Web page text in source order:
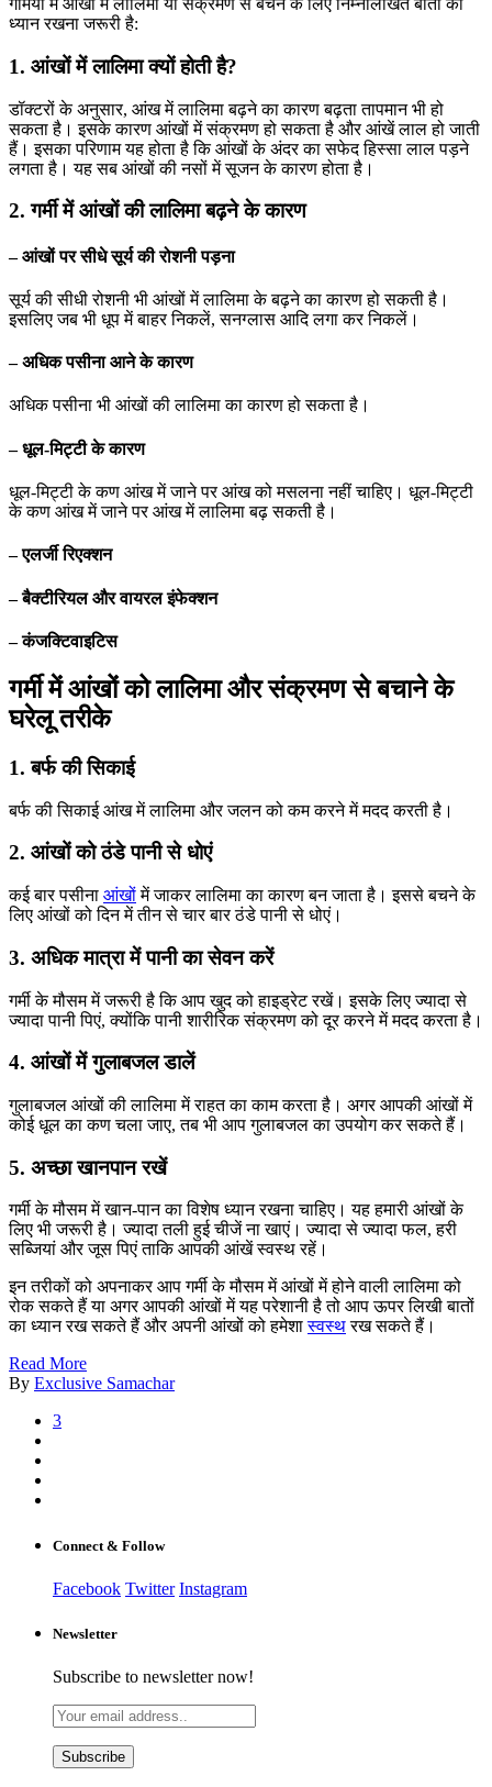
गर्मियों में आंखों में लालिमा या संक्रमण से बचने के लिए निम्नलिखित बातों का
ध्यान रखना जरूरी है:
1. आंखों में लालिमा क्यों होती है?
डॉक्टरों के अनुसार, आंख में लालिमा बढ़ने का कारण बढ़ता तापमान भी हो
सकता है। इसके कारण आंखों में संक्रमण हो सकता है और आंखें लाल हो जाती
हैं। इसका परिणाम यह होता है कि आंखों के अंदर का सफेद हिस्सा लाल पड़ने
लगता है। यह सब आंखों की नसों में सूजन के कारण होता है।
2. गर्मी में आंखों की लालिमा बढ़ने के कारण
– आंखों पर सीधे सूर्य की रोशनी पड़ना
सूर्य की सीधी रोशनी भी आंखों में लालिमा के बढ़ने का कारण हो सकती है।
इसलिए जब भी धूप में बाहर निकलें, सनग्लास आदि लगा कर निकलें।
– अधिक पसीना आने के कारण
अधिक पसीना भी आंखों की लालिमा का कारण हो सकता है।
– धूल-मिट्टी के कारण
धूल-मिट्टी के कण आंख में जाने पर आंख को मसलना नहीं चाहिए। धूल-मिट्टी
के कण आंख में जाने पर आंख में लालिमा बढ़ सकती है।
– एलर्जी रिएक्शन
– बैक्टीरियल और वायरल इंफेक्शन
– कंजक्टिवाइटिस
गर्मी में आंखों को लालिमा और संक्रमण से बचाने के
घरेलू तरीके
1. बर्फ की सिकाई
बर्फ की सिकाई आंख में लालिमा और जलन को कम करने में मदद करती है।
2. आंखों को ठंडे पानी से धोएं
कई बार पसीना आंखोंमें जाकर लालिमा का कारण बन जाता है। इससे बचने के
लिए आंखों को दिन में तीन से चार बार ठंडे पानी से धोएं।
3. अधिक मात्रा में पानी का सेवन करें
गर्मी के मौसम में जरूरी है कि आप खुद को हाइड्रेट रखें। इसके लिए ज्यादा से
ज्यादा पानी पिएं, क्योंकि पानी शारीरिक संक्रमण को दूर करने में मदद करता है।
4. आंखों में गुलाबजल डालें
गुलाबजल आंखों की लालिमा में राहत का काम करता है। अगर आपकी आंखों में
कोई धूल का कण चला जाए, तब भी आप गुलाबजल का उपयोग कर सकते हैं।
5. अच्छा खानपान रखें
गर्मी के मौसम में खान-पान का विशेष ध्यान रखना चाहिए। यह हमारी आंखों के
लिए भी जरूरी है। ज्यादा तली हुई चीजें ना खाएं। ज्यादा से ज्यादा फल, हरी
सब्जियां और जूस पिएं ताकि आपकी आंखें स्वस्थ रहें।
इन तरीकों को अपनाकर आप गर्मी के मौसम में आंखों में होने वाली लालिमा को
रोक सकते हैं या अगर आपकी आंखों में यह परेशानी है तो आप ऊपर लिखी बातों
का ध्यान रख सकते हैं और अपनी आंखों को हमेशास्वस्थरख सकते हैं।
Read More
By Exclusive Samachar
3
Connect & Follow
Facebook Twitter Instagram
Newsletter
Subscribe to newsletter now!